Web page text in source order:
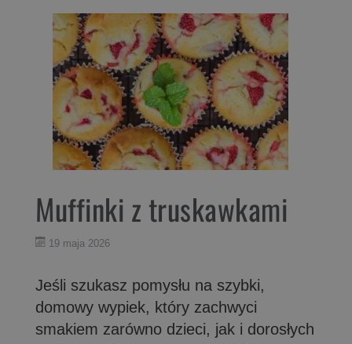
Muffinki z truskawkami
19 maja 2026
Jeśli szukasz pomysłu na szybki,
domowy wypiek, który zachwyci
smakiem zarówno dzieci, jak i dorosłych